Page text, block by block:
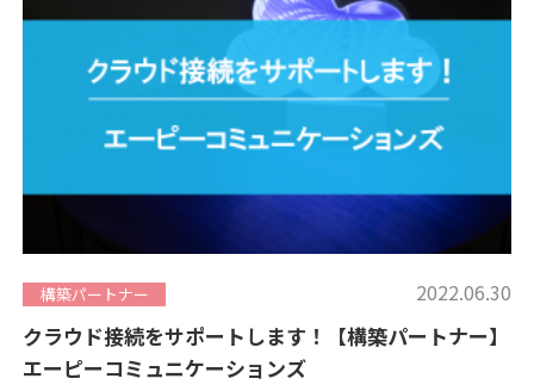
構築パートナー 2022.06.30
クラウド接続をサポートします！【構築パートナー】
エーピーコミュニケーションズ